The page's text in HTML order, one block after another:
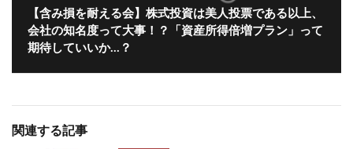
【含み損を耐える会】株式投資は美人投票である以上、
会社の知名度って大事！？「資産所得倍増プラン」って
期待していいか…？
関連する記事